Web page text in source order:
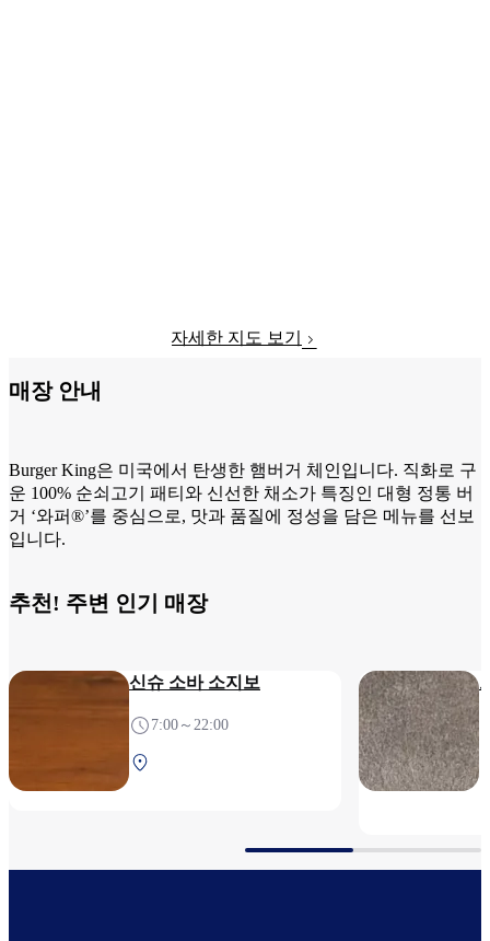
자세한 지도 보기
매장 안내
Burger King은 미국에서 탄생한 햄버거 체인입니다. 직화로 구
운 100% 순쇠고기 패티와 신선한 채소가 특징인 대형 정통 버
거 ‘와퍼®’를 중심으로, 맛과 품질에 정성을 담은 메뉴를 선보
입니다.
추천! 주변 인기 매장
신슈 소바 소지보
7:00～22:00